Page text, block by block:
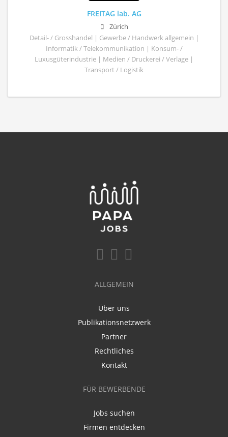
FREITAG lab. AG
Zürich
Detail- / Grosshandel | Gewerbe / Handwerk allgemein |
Informatik / Telekommunikation | Konsum- /
Luxusgüterindustrie | Medien / Druckerei / Verlage |
Transport / Logistik
ALLGEMEIN
Über uns
Publikationsnetzwerk
Partner
Rechtliches
Kontakt
FÜR BEWERBENDE
Jobs suchen
Firmen entdecken